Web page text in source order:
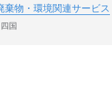
棄物・環境関連サービス
国